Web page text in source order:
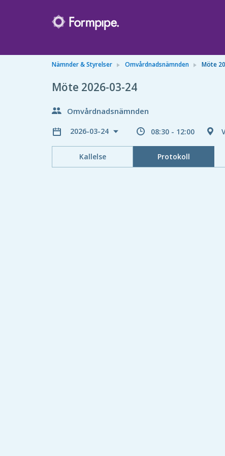
Nämnder & Styrelser Omvårdnadsnämnden Möte
Möte 2026-03-24
Omvårdnadsnämnden
2026-03-24 08:30 - 12:00
Kallelse Protokoll